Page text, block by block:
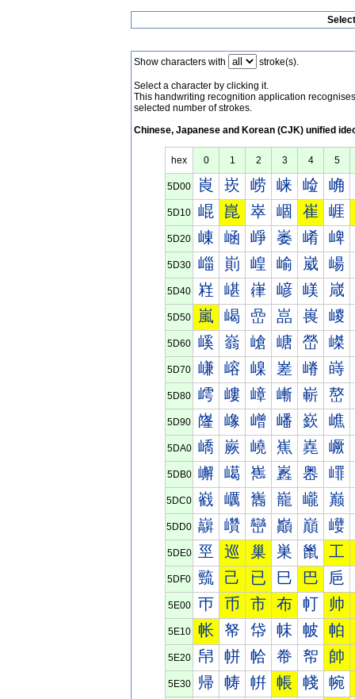
Show characters with stroke(s).
Select a character by clicking it.
This handwriting recognition application
selected number of strokes.
Chinese, Japanese and Korean (CJK) unified
hex 0 1 2 3 4 5
5D00 崀 崁 崂 崃 崄 崅
5D10 崐 崑 崒 崓 崔 崕
5D20 崠 崡 崢 崣 崤 崥
5D30 崰 崱 崲 崳 崴 崵
5D40 嵀 嵁 嵂 嵃 嵄 嵅
5D50 嵐 嵑 嵒 嵓 嵔 嵕
5D60 嵠 嵡 嵢 嵣 嵤 嵥
5D70 嵰 嵱 嵲 嵳 嵴 嵵
5D80 嶀 嶁 嶂 嶃 嶄 嶅
5D90 嶐 嶑 嶒 嶓 嶔 嶕
5DA0 嶠 嶡 嶢 嶣 嶤 嶥
5DB0 嶰 嶱 嶲 嶳 嶴 嶵
5DC0 巀 巁 巂 巃 巄 巅
5DD0 巐 巑 巒 巓 巔 巕
5DE0 巠 巡 巢 巣 巤 工
5DF0 巰 己 已 巳 巴 巵
5E00 帀 币 市 布 帄 帅
5E10 帐 帑 帒 帓 帔 帕
5E20 帠 帡 帢 帣 帤 帥
5E30 帰 帱 帲 帳 帴 帵